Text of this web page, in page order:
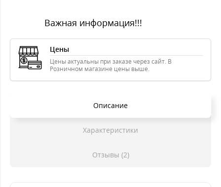
Важная информация!!!
Цены
Цены актуальны при заказе через сайт. В
Розничном магазине цены выше.
Описание
Характеристики
Отзывы (2)